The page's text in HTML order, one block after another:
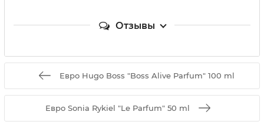
Отзывы
Евро Hugo Boss "Boss Alive Parfum" 100 ml
Евро Sonia Rykiel "Le Parfum" 50 ml